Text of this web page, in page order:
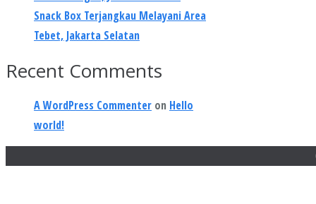
Snack Box Terjangkau Melayani Area
Tebet, Jakarta Selatan
Recent Comments
A WordPress Commenter on Hello
world!